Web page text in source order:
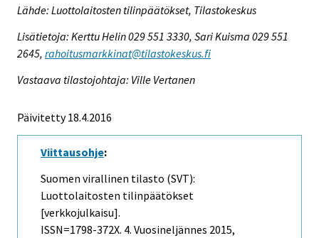
Lähde: Luottolaitosten tilinpäätökset, Tilastokeskus
Lisätietoja: Kerttu Helin 029 551 3330, Sari Kuisma 029 551
2645, rahoitusmarkkinat@tilastokeskus.fi
Vastaava tilastojohtaja: Ville Vertanen
Päivitetty 18.4.2016
Viittausohje:
Suomen virallinen tilasto (SVT):
Luottolaitosten tilinpäätökset
[verkkojulkaisu].
ISSN=1798-372X. 4. Vuosineljännes 2015,